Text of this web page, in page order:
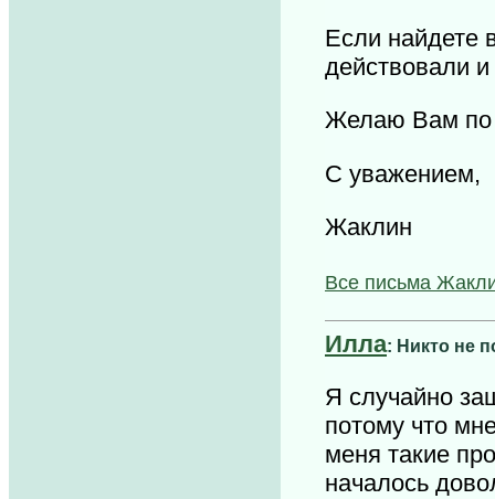
Если найдете
действовали
Желаю Вам по
С уважением,
Жаклин
Все письма
Илла: Никто не
Я случайно
потому что
меня такие
началось